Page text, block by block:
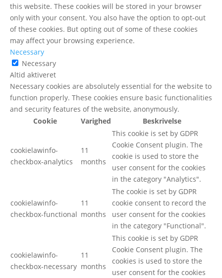
this website. These cookies will be stored in your browser
only with your consent. You also have the option to opt-out
of these cookies. But opting out of some of these cookies
may affect your browsing experience.
Necessary
Necessary
Altid aktiveret
Necessary cookies are absolutely essential for the website to
function properly. These cookies ensure basic functionalities
and security features of the website, anonymously.
Cookie
Varighed Beskrivelse
cookielawinfo-
checkbox-analytics
11
months
This cookie is set by GDPR
Cookie Consent plugin. The
cookie is used to store the
user consent for the cookies
in the category "Analytics".
cookielawinfo-
checkbox-functional
11
months
The cookie is set by GDPR
cookie consent to record the
user consent for the cookies
in the category "Functional".
cookielawinfo-
checkbox-necessary
11
months
This cookie is set by GDPR
Cookie Consent plugin. The
cookies is used to store the
user consent for the cookies